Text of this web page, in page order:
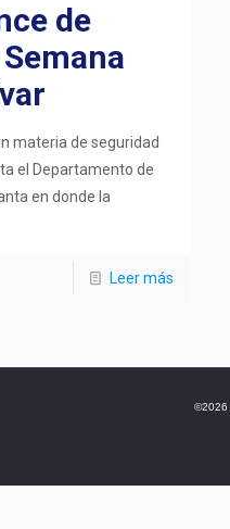
de
materia de seguridad
el Departamento de
en donde la
Leer más
©2026